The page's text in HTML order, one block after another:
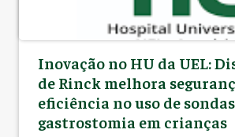
Inovação no HU da UEL:
de Rinck melhora
eficiência no uso de
gastrostomia em crianças